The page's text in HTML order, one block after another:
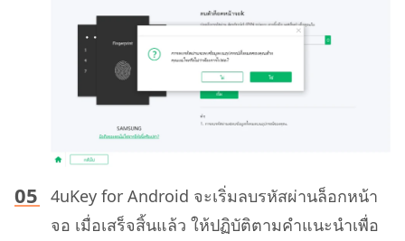
4uKey for Android จะเริ่มลบรหัสผ่านล็อกหน้า
จอ เมื่อเสร็จสิ้นแล้ว ให้ปฏิบัติตามคำแนะนำเพื่อ